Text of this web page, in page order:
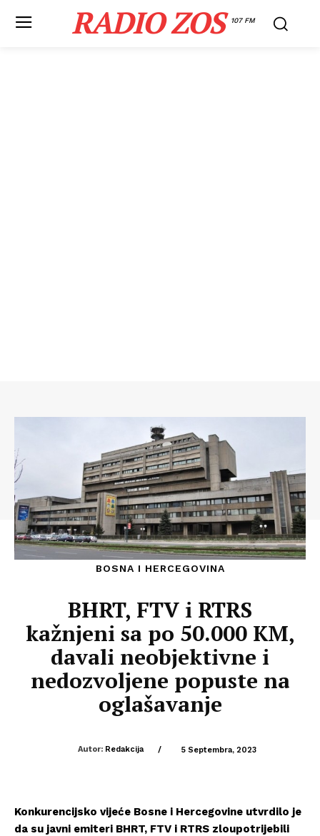
RADIO ZOS 107 FM
BOSNA I HERCEGOVINA
BHRT, FTV i RTRS
kažnjeni sa po 50.000 KM,
davali neobjektivne i
nedozvoljene popuste na
oglašavanje
Autor: Redakcija / 5 Septembra, 2023
Konkurencijsko vijeće Bosne i Hercegovine utvrdilo je
da su javni emiteri BHRT, FTV i RTRS zloupotrijebili